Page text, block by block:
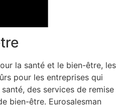
la santé et le bien-être, les
pour les entreprises qui
des services de remise
bien-être. Eurosalesman